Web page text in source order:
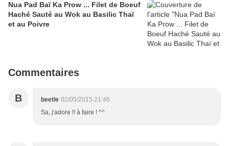
Nua Pad Baï Ka Prow ... Filet de Boeuf
Haché Sauté au Wok au Basilic Thaï
et au Poivre
Commentaires
B beetle 02/05/2015 21:46
Sa, j'adore !! à faire ! ^^